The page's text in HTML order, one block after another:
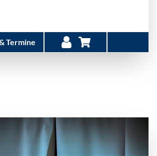
Termine